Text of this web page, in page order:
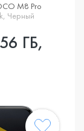
M8 Pro
Черный
ГБ,